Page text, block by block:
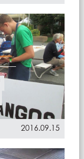
2016.09.15